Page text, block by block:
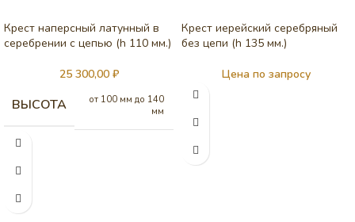
Крест наперсный латунный в
серебрении c цепью (h 110 мм.)
25 300,00 ₽
ВЫСОТА
от 100 мм до 140
мм
Крест иерейский серебряный
без цепи (h 135 мм.)
Цена по запросу